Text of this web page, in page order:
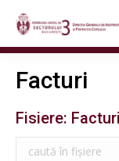
Facturi
Fisiere: